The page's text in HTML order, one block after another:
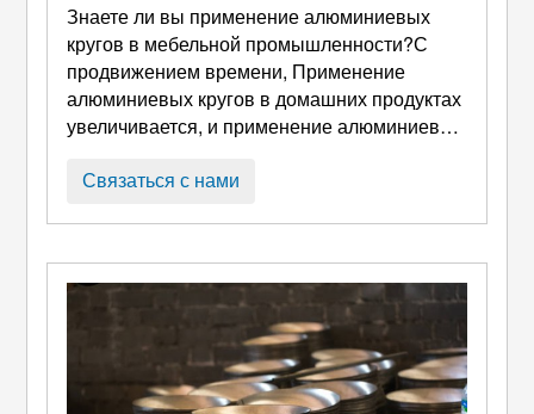
Знаете ли вы применение алюминиевых
кругов в мебельной промышленности?С
продвижением времени, Применение
алюминиевых кругов в домашних продуктах
увеличивается, и применение алюминиевых
Например, снаряды различных домашних
автомобильные продукты,и т. д.. Общая
причина ...
Связаться с нами